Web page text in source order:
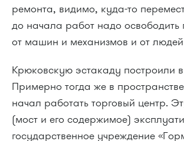
ремонта, видимо, куда-то
до начала работ надо освободить
от машин и механизмов и от
Крюковскую эстакаду построили в
Примерно тогда же в
начал работать торговый центр.
(мост и его содержимое)
государственное учреждение